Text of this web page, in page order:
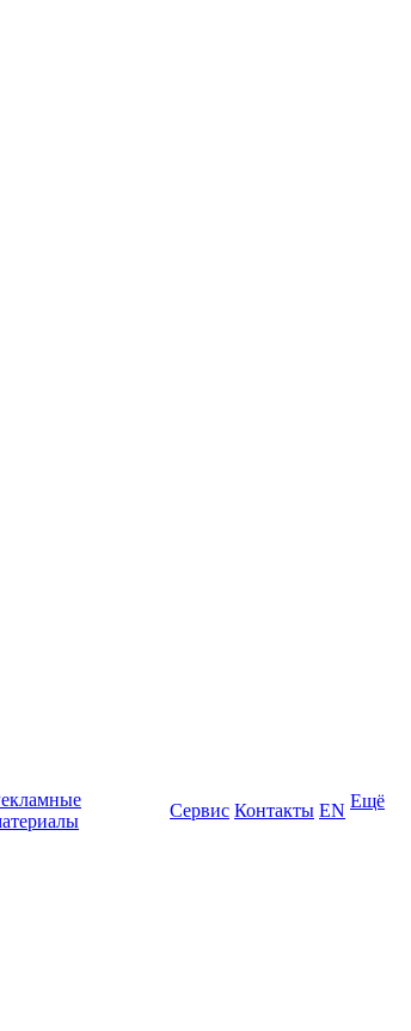
Сервис Контакты EN Ещё